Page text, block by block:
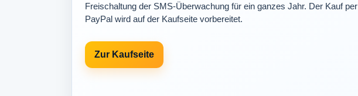
Freischaltung der SMS-Überwachung für ein ganzes Jahr. Der Kauf per
PayPal wird auf der Kaufseite vorbereitet.
Zur Kaufseite